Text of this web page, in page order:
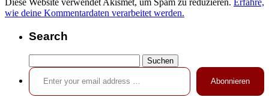
Diese Website verwendet Akismet, um Spam zu reduzieren. Erfahre,
wie deine Kommentardaten verarbeitet werden.
Search
nach:
Enter your email address …
Abonnieren